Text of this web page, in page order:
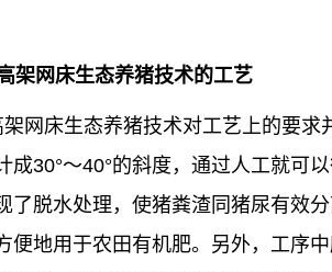
架网床生态养猪技术的工艺
架网床生态养猪技术对工艺上的要
成30°～40°的斜度，通过人工就可
了脱水处理，使猪粪渣同猪尿有效
便地用于农田有机肥。另外，工序